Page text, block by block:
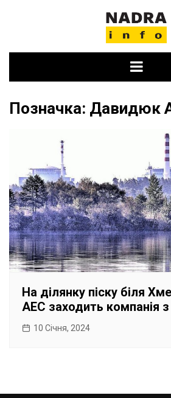
Позначка: Давидюк
На ділянку піску біля
АЕС заходить компанія з
10 Січня, 2024